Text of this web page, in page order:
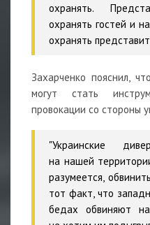
охранять.
охранять гостей и
охранять
Захарченко пояснил,
могут стать
провокации со стороны
"Украинские
на нашей
разумеется,
тот факт, что
бедах обвиняют